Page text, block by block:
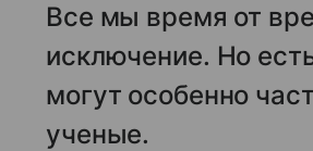
Все мы время от
исключение. Но
могут особенно
ученые.